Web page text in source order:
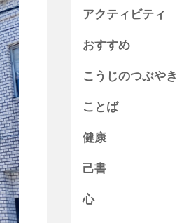
アクティビティ
おすすめ
こうじのつぶやき
ことば
健康
己書
心